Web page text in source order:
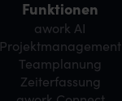
Funktionen
awork AI
Projektmanagement
Teamplanung
Zeiterfassung